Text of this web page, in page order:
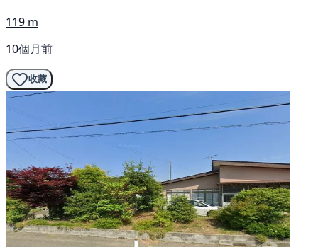
119 m
10個月前
收藏